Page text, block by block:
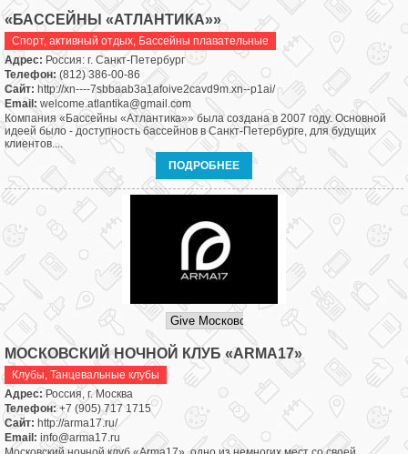
«БАССЕЙНЫ «АТЛАНТИКА»»
Спорт, активный отдых, Бассейны плавательные
Адрес: Россия: г. Санкт-Петербург
Телефон:(812) 386-00-86
Сайт: http://xn----7sbbaab3a1afoive2cavd9m.xn--p1ai/
Email: welcome.atlantika@gmail.com
Компания «Бассейны «Атлантика»» была создана в 2007 году. Основной
идеей было - доступность бассейнов в Санкт-Петербурге, для будущих
клиентов....
ПОДРОБНЕЕ
МОСКОВСКИЙ НОЧНОЙ КЛУБ «ARMA17»
Клубы, Танцевальные клубы
Адрес:Россия, г. Москва
Телефон:+7 (905) 717 1715
Сайт: http://arma17.ru/
Email: info@arma17.ru